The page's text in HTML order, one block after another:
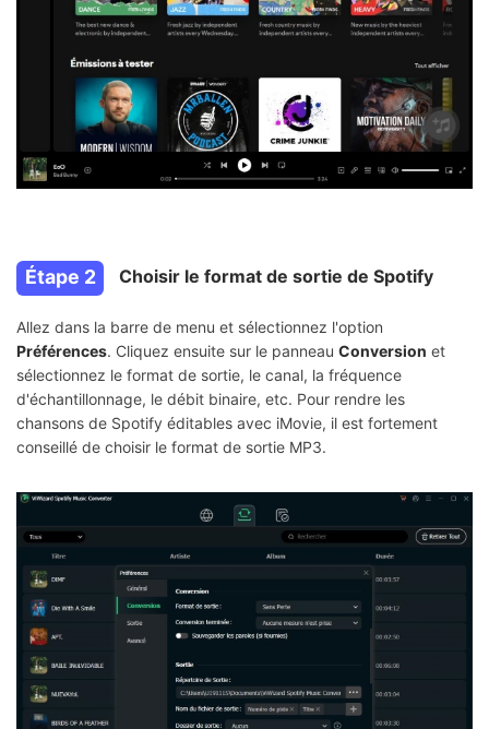
Étape 2 Choisir le format de sortie de Spotify
Allez dans la barre de menu et sélectionnez l'option
Préférences. Cliquez ensuite sur le panneau Conversion et
sélectionnez le format de sortie, le canal, la fréquence
d'échantillonnage, le débit binaire, etc. Pour rendre les
chansons de Spotify éditables avec iMovie, il est fortement
conseillé de choisir le format de sortie MP3.